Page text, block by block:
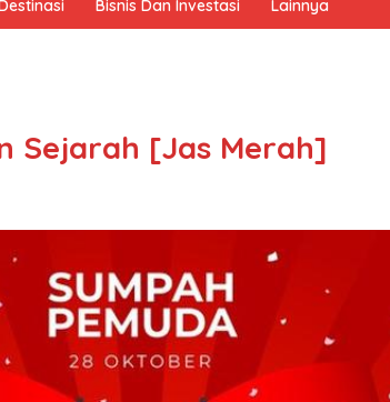
Bisnis Dan Investasi Lainnya
Sejarah [Jas Merah]